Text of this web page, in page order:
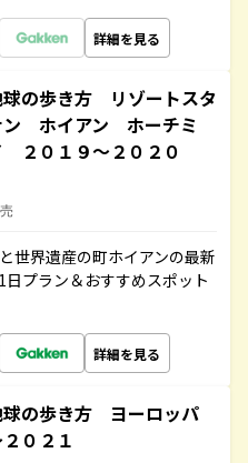
詳細を見る
の歩き方 リゾートスタ
ホイアン ホーチミ
０１９～２０２０
世界遺産の町ホイアンの最新
プラン＆おすすめスポット
詳細を見る
の歩き方 ヨーロッパ
０２１